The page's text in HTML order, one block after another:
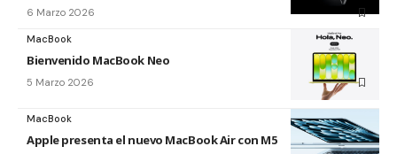
6 Marzo 2026
MacBook
Bienvenido MacBook Neo
5 Marzo 2026
MacBook
Apple presenta el nuevo MacBook Air con M5